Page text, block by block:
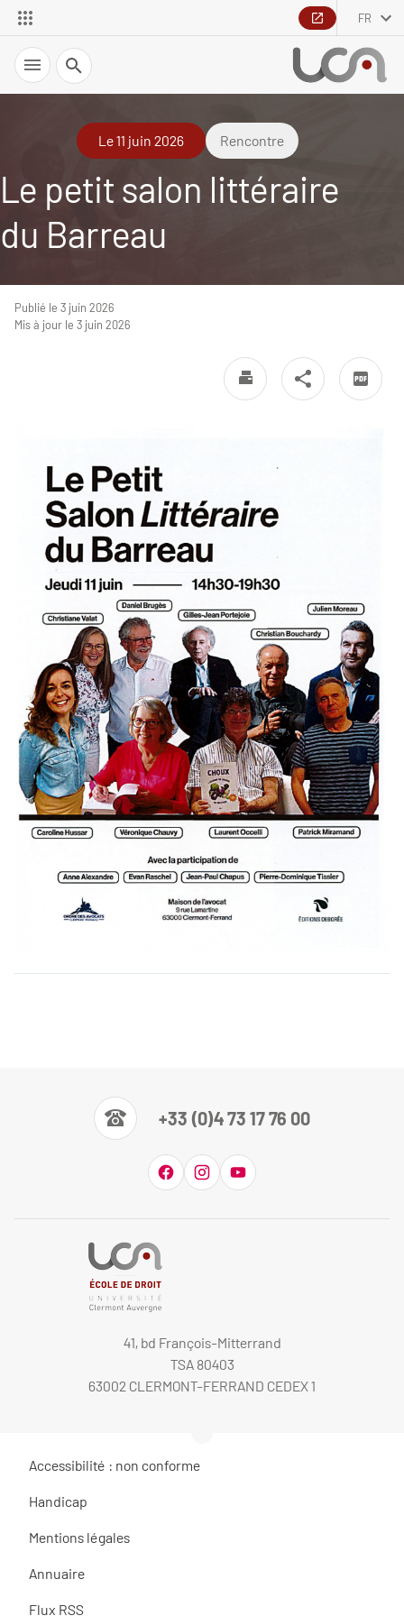
FR
Recherche
Le 11 juin 2026 Rencontre
Le petit salon littéraire
du Barreau
Publié le 3 juin 2026
Mis à jour le 3 juin 2026
+33 (0)4 73 17 76 00
41, bd François-Mitterrand
TSA 80403
63002 CLERMONT-FERRAND CEDEX 1
Accessibilité : non conforme
Handicap
Mentions légales
Annuaire
Flux RSS